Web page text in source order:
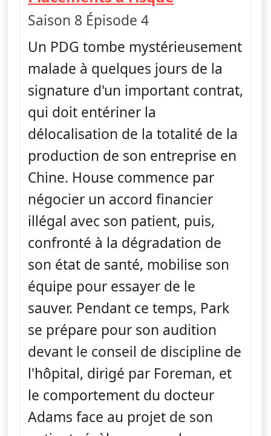
Saison 8 Épisode 4
Un PDG tombe mystérieusement
malade à quelques jours de la
signature d'un important contrat,
qui doit entériner la
délocalisation de la totalité de la
production de son entreprise en
Chine. House commence par
négocier un accord financier
illégal avec son patient, puis,
confronté à la dégradation de
son état de santé, mobilise son
équipe pour essayer de le
sauver. Pendant ce temps, Park
se prépare pour son audition
devant le conseil de discipline de
l'hôpital, dirigé par Foreman, et
le comportement du docteur
Adams face au projet de son